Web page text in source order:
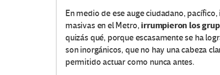
En medio de ese auge ciudadano,
masivas en el Metro, irrumpieron los
quizás qué, porque escasamente se ha
son inorgánicos, que no hay una cabeza
permitido actuar como nunca antes.